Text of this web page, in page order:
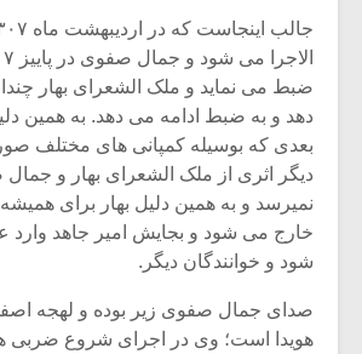
ضبط می نماید و ملک الشعرای بهار
دهد و به ضبط ادامه می دهد. به همین
بعدی که بوسیله کمپانی های مختلف
دیگر اثری از ملک الشعرای بهار و
نمیرسد و به همین دلیل بهار برای
خارج می شود و بجایش امیر جاهد
شود و خوانندگان دیگر.
صدای جمال صفوی زیر بوده و لهجه
هویدا است؛ وی در اجرای شروع ضربی